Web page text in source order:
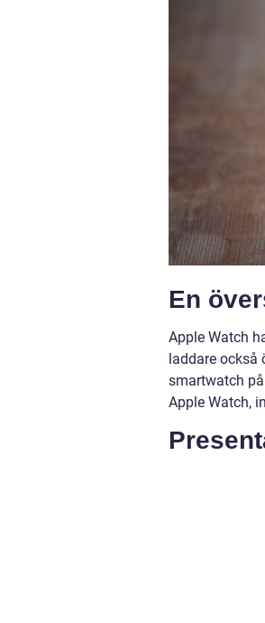
En
Apple Watch
laddare också
smartwatch
Apple Watch,